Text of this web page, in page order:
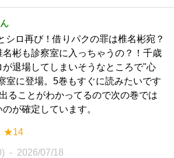
シロ再び！借りパクの罪は椎名彬宛？
名彬も診察室に入っちゃうの？！千歳
が退場してしまいそうなところで"心
室に登場。5巻もすぐに読みたいです
ることがわかってるので次の巻では
が確定しています。
★14
2026/07/18